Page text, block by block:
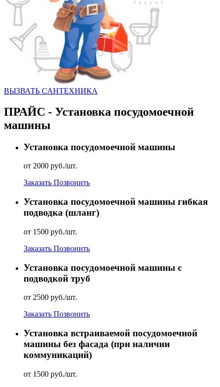
ВЫЗВАТЬ CАНТЕХНИКА
ПРАЙС - Установка посудомоечной
машины
Установка посудомоечной машины
от 2000 руб./шт.
Заказать Позвонить
Установка посудомоечной машины гибкая
подводка (шланг)
от 1500 руб./шт.
Заказать Позвонить
Установка посудомоечной машины с
подводкой труб
от 2500 руб./шт.
Заказать Позвонить
Установка встраиваемой посудомоечной
машины без фасада (при наличии
коммуникаций)
от 1500 руб./шт.